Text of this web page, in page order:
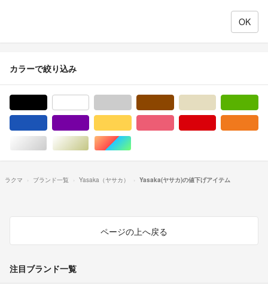
カラーで絞り込み
シルバー/銀色系ゴールド/金色系マルチカラー
ラクマ ブランド一覧 Yasaka（ヤサカ） Yasaka(ヤサカ)の値下げアイテム
ページの上へ戻る
注目ブランド一覧